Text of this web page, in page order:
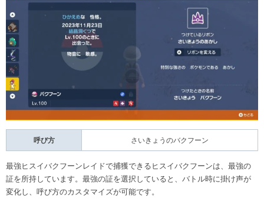
呼び方 さいきょうのバクフーン
最強ヒスイバクフーンレイドで捕獲できるヒスイバクフーンは、最強の
証を所持しています。最強の証を選択していると、バトル時に掛け声が
変化し、呼び方のカスタマイズが可能です。